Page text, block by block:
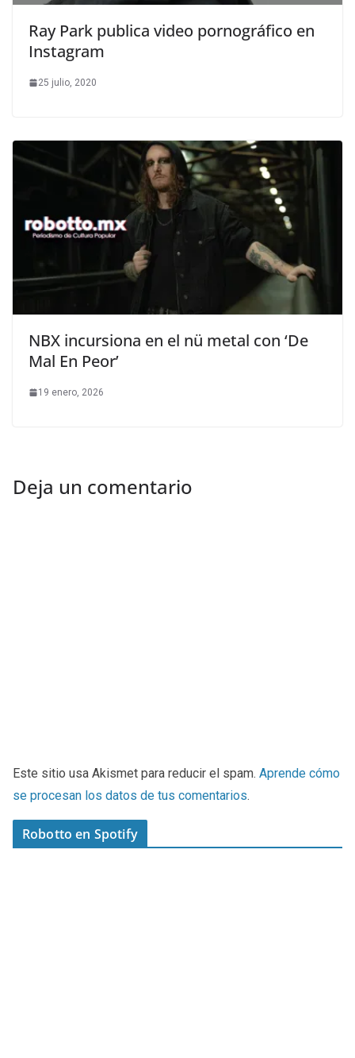
Ray Park publica video pornográfico en
Instagram
25 julio, 2020
NBX incursiona en el nü metal con ‘De
Mal En Peor’
19 enero, 2026
Deja un comentario
Este sitio usa Akismet para reducir el spam. Aprende cómo
se procesan los datos de tus comentarios.
Robotto en Spotify